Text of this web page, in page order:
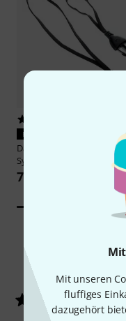
Mit unseren
fluffiges
dazugehört
PASST GARANTIERT
Daddario
DGS15 Quick
System
7,90 €
4.7